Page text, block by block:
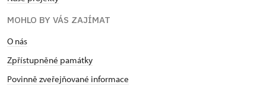
MOHLO BY VÁS ZAJÍMAT
O nás
Zpřístupněné památky
Povinně zveřejňované informace